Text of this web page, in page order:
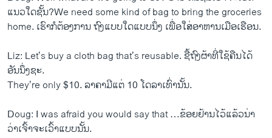
ແນວ​ໃດ​ຊັ້ນ?We need some kind of bag to bring the groceries
home. ເຮົາ​ກໍຕ້ອງການ ຖົງ​ແບບ​ໃດ​ແບບ​ນຶ່ງ ​ເພື່ອ​ໃສ່​ອາຫານ​ເມືອ​ເຮືອນ.
Liz: Let’s buy a cloth bag that’s reusable. ຊື້​ຖົງ​ຜ້າ​ທີ່​ໃຊ້​ຄືນ​ໄດ້
ອັນ​ນຶ່ງຊະ.
They’re only $10. ລາຄາ​ມີ​ແຕ່ 10 ​ໂດ​ລາ​ເທົ່າ​ນັ້ນ.
Doug: I was afraid you would say that …ຂ້ອຍຢ້ານ​ໄວ້​ແລ້ວ​ນ່າ
ວ່າ​ເຈົ້າຈະເວົ້າ​ແບບ​ນັ້ນ​.